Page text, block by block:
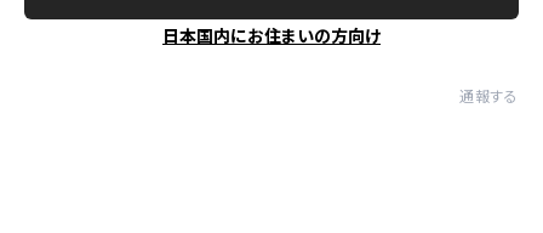
日本国内にお住まいの方向け
通報する